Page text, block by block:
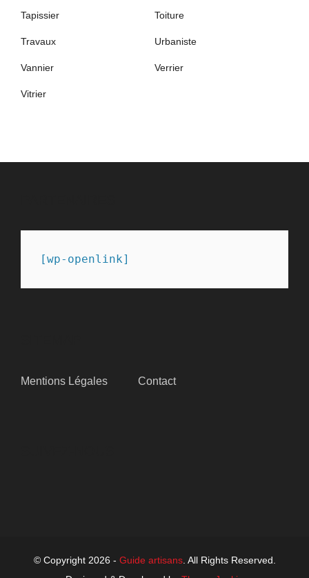
Tapissier Toiture
Travaux Urbaniste
Vannier Verrier
Vitrier
[wp-openlink]
Mentions Légales Contact
© Copyright 2026 - Guide artisans. All Rights Reserved.